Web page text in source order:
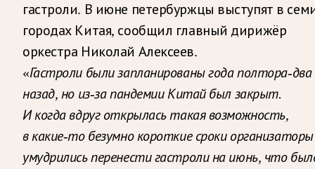
гастроли. В июне петербуржцы выступят в
городах Китая, сообщил главный дирижёр
оркестра Николай Алексеев.
«Гастроли были запланированы года полтора-два
назад, но из-за пандемии Китай был закрыт.
И когда вдруг открылась такая возможность,
в какие-то безумно короткие сроки организаторы
умудрились перенести гастроли на июнь, что